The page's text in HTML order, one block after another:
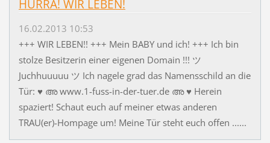
HURRA! WIR LEBEN!
16.02.2013 10:53
+++ WIR LEBEN!! +++ Mein BABY und ich! +++ Ich bin
stolze Besitzerin einer eigenen Domain !!! ツ
Juchhuuuuu ツ Ich nagele grad das Namensschild an die
Tür: ♥ അ www.1-fuss-in-der-tuer.de അ ♥ Herein
spaziert! Schaut euch auf meiner etwas anderen
TRAU(er)-Hompage um! Meine Tür steht euch offen ......